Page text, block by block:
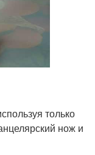
только
нож и